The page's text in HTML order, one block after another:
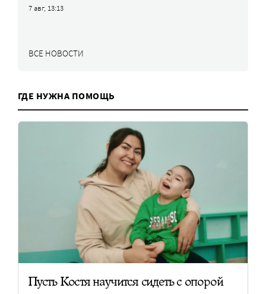
7 авг, 13:13
ВСЕ НОВОСТИ
ГДЕ НУЖНА ПОМОЩЬ
Пусть Костя научится сидеть с опорой